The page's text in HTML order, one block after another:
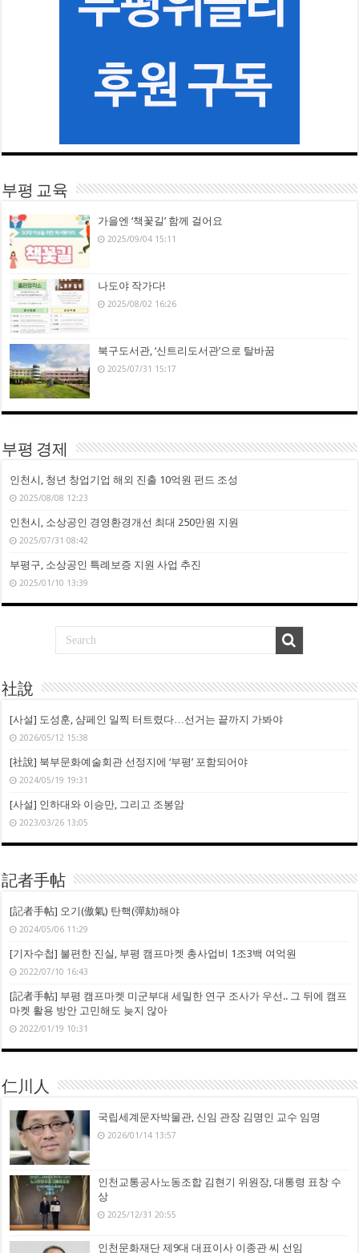
부평 교육
가을엔 ‘책꽃길’ 함께 걸어요
2025/09/04 15:11
나도야 작가다!
2025/08/02 16:26
북구도서관, ‘신트리도서관’으로 탈바꿈
2025/07/31 15:17
부평 경제
인천시, 청년 창업기업 해외 진출 10억원 펀드 조성
2025/08/08 12:23
인천시, 소상공인 경영환경개선 최대 250만원 지원
2025/07/31 08:42
부평구, 소상공인 특례보증 지원 사업 추진
2025/01/10 13:39
社說
[사설] 도성훈, 샴페인 일찍 터트렸다…선거는 끝까지 가봐야
2026/05/12 15:38
[社說] 북부문화예술회관 선정지에 ‘부평’ 포함되어야
2024/05/19 19:31
[사설] 인하대와 이승만, 그리고 조봉암
2023/03/26 13:05
記者手帖
[記者手帖] 오기(傲氣) 탄핵(彈劾)해야
2024/05/06 11:29
[기자수첩] 불편한 진실, 부평 캠프마켓 총사업비 1조3백 여억원
2022/07/10 16:43
[記者手帖] 부평 캠프마켓 미군부대 세밀한 연구 조사가 우선.. 그 뒤에 캠프
마켓 활용 방안 고민해도 늦지 않아
2022/01/19 10:31
仁川人
국립세계문자박물관, 신임 관장 김명인 교수 임명
2026/01/14 13:57
인천교통공사노동조합 김현기 위원장, 대통령 표창 수
상
2025/12/31 20:55
인천문화재단 제9대 대표이사 이종관 씨 선임